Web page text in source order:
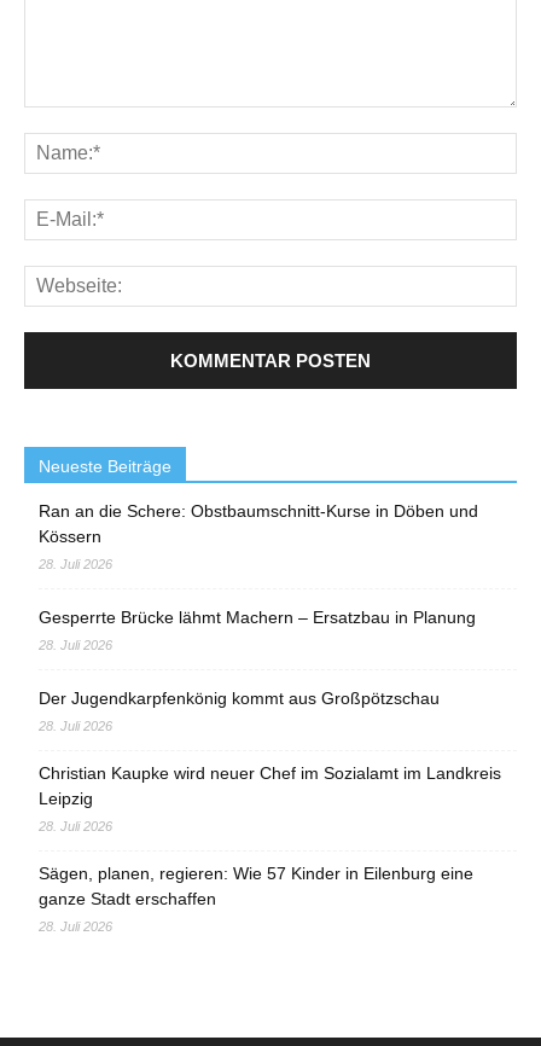
Neueste Beiträge
Ran an die Schere: Obstbaumschnitt-Kurse in Döben und
Kössern
28. Juli 2026
Gesperrte Brücke lähmt Machern – Ersatzbau in Planung
28. Juli 2026
Der Jugendkarpfenkönig kommt aus Großpötzschau
28. Juli 2026
Christian Kaupke wird neuer Chef im Sozialamt im Landkreis
Leipzig
28. Juli 2026
Sägen, planen, regieren: Wie 57 Kinder in Eilenburg eine
ganze Stadt erschaffen
28. Juli 2026